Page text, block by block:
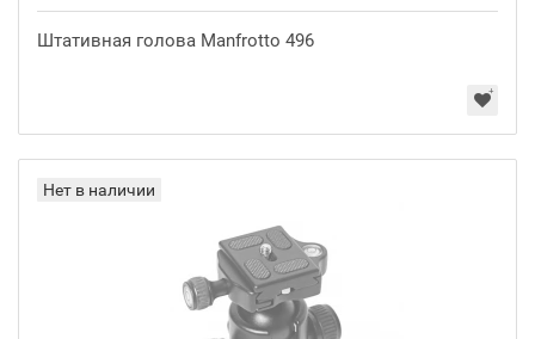
Штативная голова Manfrotto 496
Нет в наличии